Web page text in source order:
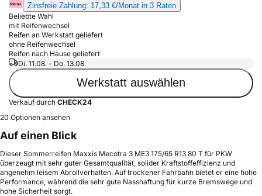
Zinsfreie Zahlung: 17,33 €/Monat in 3 Raten
Beliebte Wahl
mit Reifenwechsel
Reifen an Werkstatt geliefert
ohne Reifenwechsel
Reifen nach Hause geliefert
Di. 11.08. - Do. 13.08.
Werkstatt auswählen
Verkauf durch CHECK24
20 Optionen ansehen
Auf einen Blick
Dieser Sommerreifen Maxxis Mecotra 3 ME3 175/65 R13 80 T für PKW
überzeugt mit sehr guter Gesamtqualität, solider Kraftstoffeffizienz und
angenehm leisem Abrollverhalten. Auf trockener Fahrbahn bietet er eine hohe
Performance, während die sehr gute Nasshaftung für kurze Bremswege und
hohe Sicherheit sorgt.